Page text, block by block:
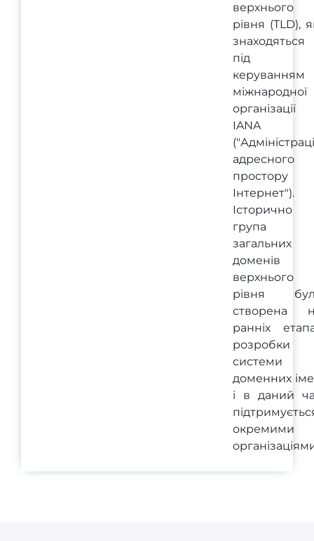
верхнього
рівня (TLD),
знаходяться
під
керуванням
міжнародної
організації
IANA
адресного
простору
Інтернет").
Історично
група
загальних
доменів
верхнього
рівня
створена
ранніх
розробки
системи
доменних
і в даний
окремими